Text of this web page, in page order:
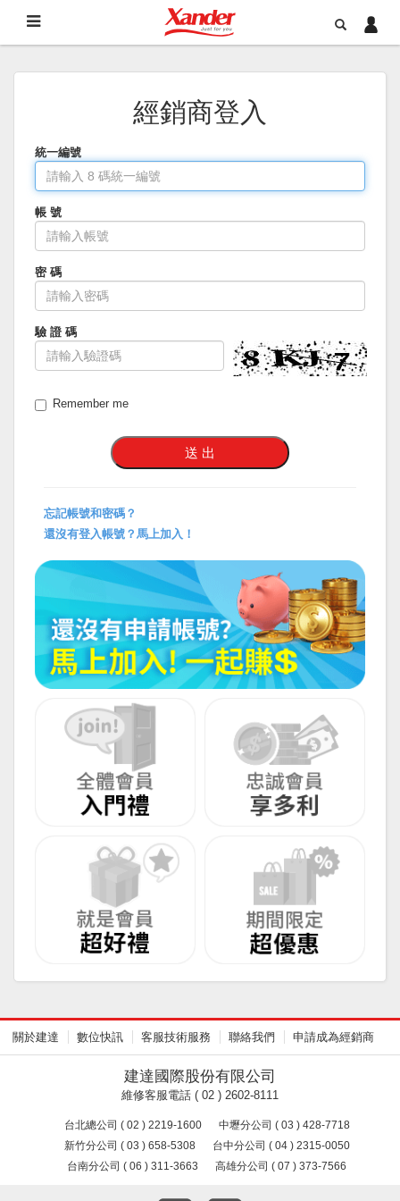
經銷商登入
統一編號
帳 號
密 碼
驗 證 碼
Remember me
忘記帳號和密碼？
還沒有登入帳號？馬上加入！
關於建達 數位快訊 客服技術服務 聯絡我們 申請成為經銷商
建達國際股份有限公司
維修客服電話 ( 02 ) 2602-8111
台北總公司 ( 02 ) 2219-1600
中壢分公司 ( 03 ) 428-7718
新竹分公司 ( 03 ) 658-5308
台中分公司 ( 04 ) 2315-0050
台南分公司 ( 06 ) 311-3663
高雄分公司 ( 07 ) 373-7566